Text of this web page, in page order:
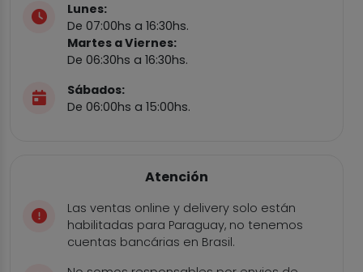
Lunes:
De 07:00hs a 16:30hs.
Martes a Viernes:
De 06:30hs a 16:30hs.
Sábados:
De 06:00hs a 15:00hs.
Atención
Las ventas online y delivery solo están
habilitadas para Paraguay, no tenemos
cuentas bancárias en Brasil.